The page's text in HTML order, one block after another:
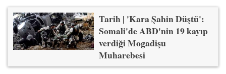
Tarih | 'Kara Şahin Düştü':
Somali'de ABD'nin 19 kayıp
verdiği Mogadişu
Muharebesi